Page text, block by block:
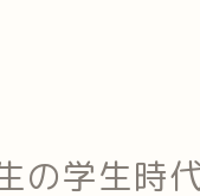
の学生時